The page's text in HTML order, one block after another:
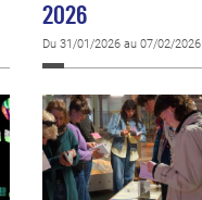
2026
Du 31/01/2026 au 07/02/2026